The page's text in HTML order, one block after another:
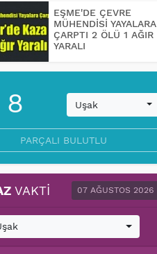
EŞME'DE ÇEVRE
MÜHENDİSİ YAYALARA
ÇARPTI 2 ÖLÜ 1 AĞIR
YARALI
8 Uşak
PARÇALI BULUTLU
VAKTI 07 AĞUSTOS 2026